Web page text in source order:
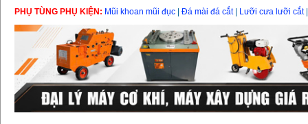
PHỤ TÙNG PHỤ KIỆN: Mũi khoan mũi đục Đá mài đá cắt| Lưỡi cưa lưỡi cắt